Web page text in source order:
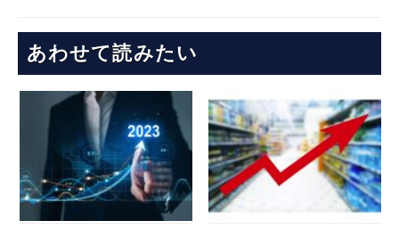
あわせて読みたい